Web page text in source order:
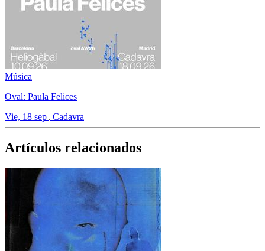
Música
Oval: Paula Felices
Vie, 18 sep Cadavra
Artículos relacionados